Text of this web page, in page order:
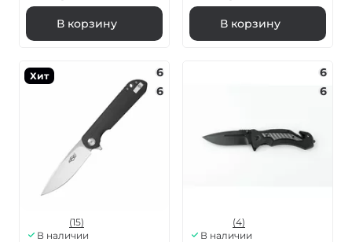
В корзину В корзину
Хит
6
6
(15)
В наличии
6
6
(4)
В наличии